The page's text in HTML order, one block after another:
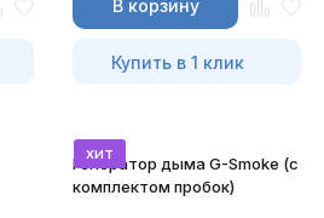
В корзину
Купить в 1 клик
хит
Генератор дыма G-Smoke (c
комплектом пробок)